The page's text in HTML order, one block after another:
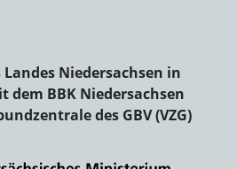
Niedersachsen in
dem BBK Niedersachsen
des GBV (VZG)